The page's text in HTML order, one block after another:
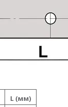
L (мм)